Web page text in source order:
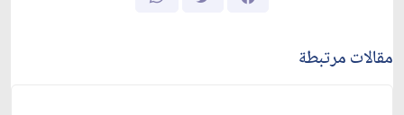
مقالات مرتبطة